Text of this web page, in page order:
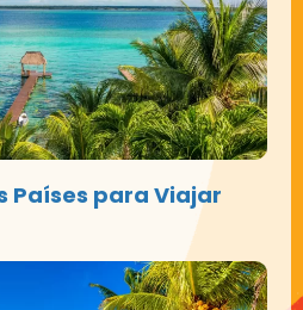
Países para Viajar